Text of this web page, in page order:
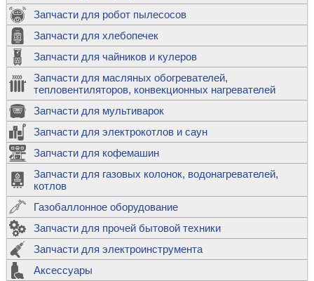
Запчасти для робот пылесосов
Запчасти для хлебопечек
Запчасти для чайников и кулеров
Запчасти для масляных обогревателей,
тепловентиляторов, конвекционных нагревателей
Запчасти для мультиварок
Запчасти для электрокотлов и саун
Запчасти для кофемашин
Запчасти для газовых колонок, водонагревателей,
котлов
Газобаллонное оборудование
Запчасти для прочей бытовой техники
Запчасти для электроинструмента
Аксессуары